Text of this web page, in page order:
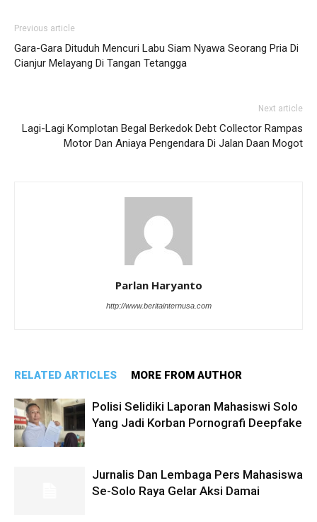
Previous article
Gara-Gara Dituduh Mencuri Labu Siam Nyawa Seorang Pria Di
Cianjur Melayang Di Tangan Tetangga
Next article
Lagi-Lagi Komplotan Begal Berkedok Debt Collector Rampas
Motor Dan Aniaya Pengendara Di Jalan Daan Mogot
Parlan Haryanto
http://www.beritainternusa.com
RELATED ARTICLES MORE FROM AUTHOR
Polisi Selidiki Laporan Mahasiswi Solo
Yang Jadi Korban Pornografi Deepfake
Jurnalis Dan Lembaga Pers Mahasiswa
Se-Solo Raya Gelar Aksi Damai